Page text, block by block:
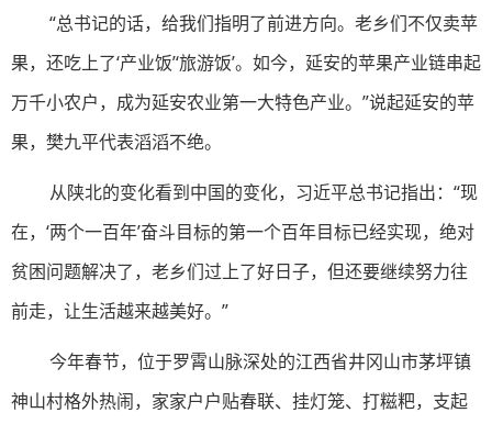
“总书记的话，给我们指明了前进方向。老乡们不仅卖苹
果，还吃上了‘产业饭’‘旅游饭’。如今，延安的苹果产业链串起
万千小农户，成为延安农业第一大特色产业。”说起延安的苹
果，樊九平代表滔滔不绝。
从陕北的变化看到中国的变化，习近平总书记指出：“现
在，‘两个一百年’奋斗目标的第一个百年目标已经实现，绝对
贫困问题解决了，老乡们过上了好日子，但还要继续努力往
前走，让生活越来越美好。”
今年春节，位于罗霄山脉深处的江西省井冈山市茅坪镇
神山村格外热闹，家家户户贴春联、挂灯笼、打糍粑，支起